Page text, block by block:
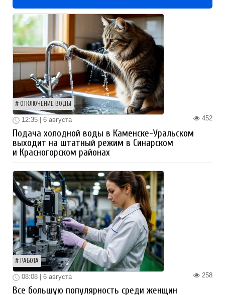
ОТКЛЮЧЕНИЕ ВОДЫ
452
12:35 | 6 августа
Подача холодной воды в Каменске-Уральском
выходит на штатный режим в Синарском
и Красногорском районах
РАБОТА
258
08:08 | 6 августа
Все большую популярность среди женщин